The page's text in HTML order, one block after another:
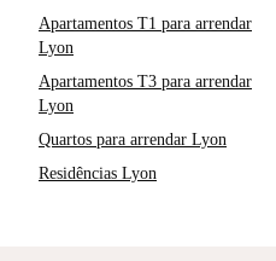
Apartamentos T1 para arrendar
Lyon
Apartamentos T3 para arrendar
Lyon
Quartos para arrendar Lyon
Residências Lyon